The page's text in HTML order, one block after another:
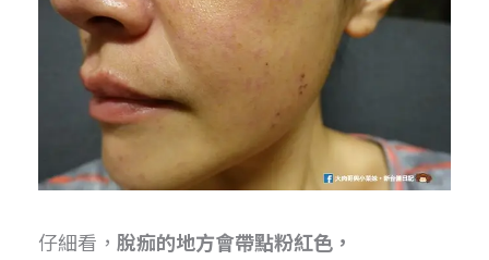
仔細看， 脫痂的地方會帶點粉紅色，